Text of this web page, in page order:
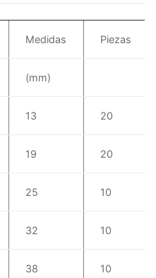
Medidas Piezas
(mm)
13 20
19 20
25 10
32 10
38 10